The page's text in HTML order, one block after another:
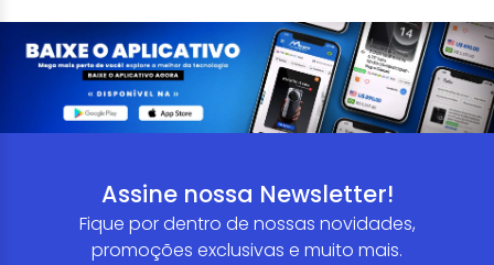
Assine nossa Newsletter!
Fique por dentro de nossas novidades,
promoções exclusivas e muito mais.